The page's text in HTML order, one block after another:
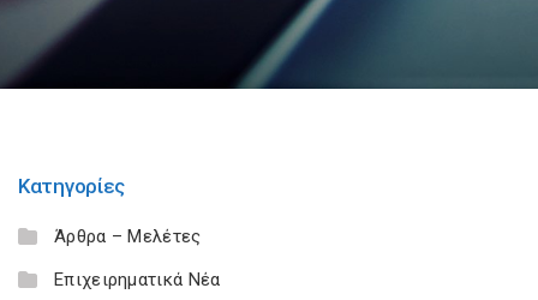
Κατηγορίες
Άρθρα – Μελέτες
Επιχειρηματικά Νέα